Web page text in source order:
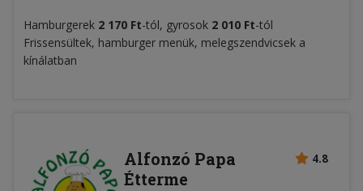
Hamburgerek 2 170 Ft-tól, gyrosok 2 010 Ft-tól
Frissensültek, hamburger menük, melegszendvicsek a
kínálatban
4.8
Alfonzó Papa
Étterme